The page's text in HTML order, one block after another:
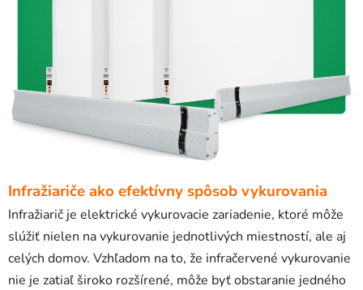
Infražiariče ako efektívny spôsob vykurovania
Infražiarič je elektrické vykurovacie zariadenie, ktoré môže
slúžiť nielen na vykurovanie jednotlivých miestností, ale aj
celých domov. Vzhľadom na to, že infračervené vykurovanie
nie je zatiaľ široko rozšírené, môže byť obstaranie jedného